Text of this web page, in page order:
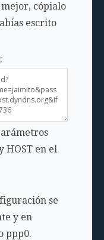
cópialo
escrito
HOST en el
se
y en
ppp0.